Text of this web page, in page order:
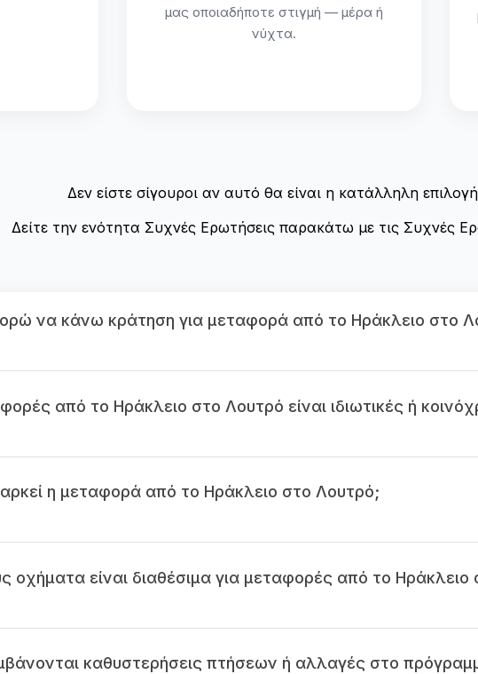
μας οποιαδήποτε στιγμή — μέρα ή
νύχτα.
Δεν είστε σίγουροι αν αυτό θα είναι η κατάλληλη
Δείτε την ενότητα Συχνές Ερωτήσεις παρακάτω με τις Συχνές
να κάνω κράτηση για μεταφορά από το Ηράκλειο στο
από το Ηράκλειο στο Λουτρό είναι ιδιωτικές ή
η μεταφορά από το Ηράκλειο στο Λουτρό;
οχήματα είναι διαθέσιμα για μεταφορές από το
καθυστερήσεις πτήσεων ή αλλαγές στο